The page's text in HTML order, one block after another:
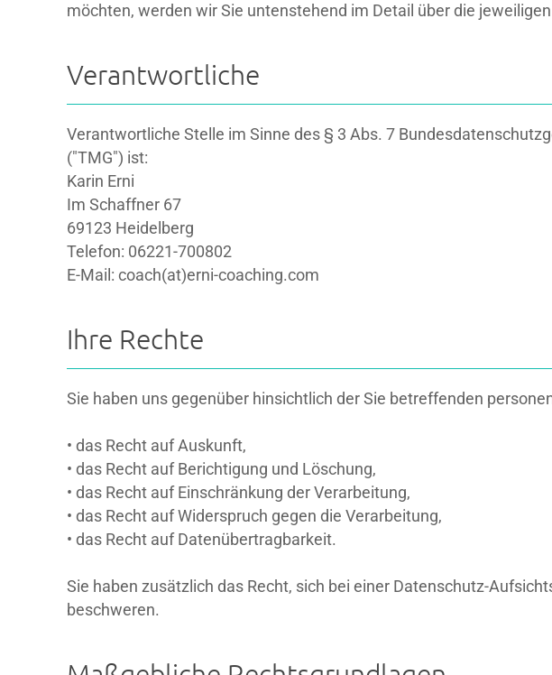
möchten, werden wir Sie untenstehend im Detail über die
Verantwortliche
Verantwortliche Stelle im Sinne des § 3 Abs. 7
("TMG") ist:
Karin Erni
Im Schaffner 67
69123 Heidelberg
Telefon: 06221-700802
E-Mail: coach(at)erni-coaching.com
Ihre Rechte
Sie haben uns gegenüber hinsichtlich der Sie betreffenden
• das Recht auf Auskunft,
• das Recht auf Berichtigung und Löschung,
• das Recht auf Einschränkung der Verarbeitung,
• das Recht auf Widerspruch gegen die Verarbeitung,
• das Recht auf Datenübertragbarkeit.
Sie haben zusätzlich das Recht, sich bei einer Datenschutz-
beschweren.